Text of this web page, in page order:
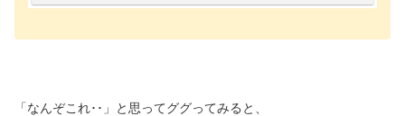
「なんぞこれ･･」と思ってググってみると、